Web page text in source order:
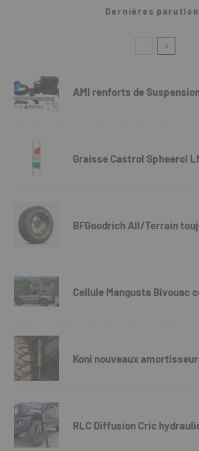
Dernières
AMI renforts de
Graisse Castrol Spheerol
BFGoodrich All/Terrain
Cellule Mangusta Bivouac
Koni nouveaux
RLC Diffusion Cric